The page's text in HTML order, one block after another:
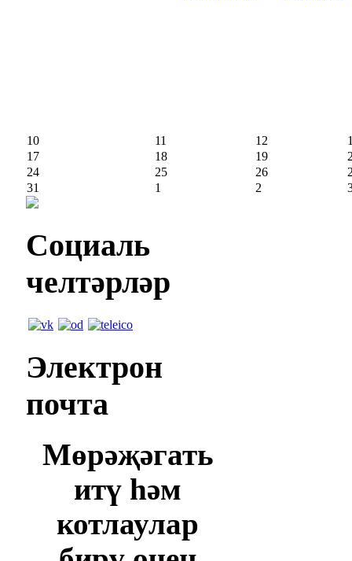
10 11 12
17
18 19
24
25 26
31
1 2
Социаль
челтәрләр
Электрон
почта
Мөрәҗәгать
итү һәм
котлаулар